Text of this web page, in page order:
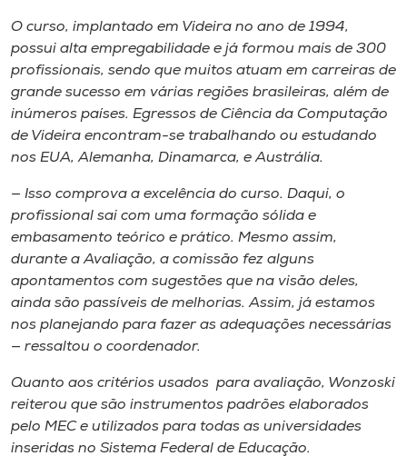
O curso, implantado em Videira no ano de 1994,
possui alta empregabilidade e já formou mais de 300
profissionais, sendo que muitos atuam em carreiras de
grande sucesso em várias regiões brasileiras, além de
inúmeros países. Egressos de Ciência da Computação
de Videira encontram-se trabalhando ou estudando
nos EUA, Alemanha, Dinamarca, e Austrália.
— Isso comprova a excelência do curso. Daqui, o
profissional sai com uma formação sólida e
embasamento teórico e prático. Mesmo assim,
durante a Avaliação, a comissão fez alguns
apontamentos com sugestões que na visão deles,
ainda são passíveis de melhorias. Assim, já estamos
nos planejando para fazer as adequações necessárias
— ressaltou o coordenador.
Quanto aos critérios usados para avaliação, Wonzoski
reiterou que são instrumentos padrões elaborados
pelo MEC e utilizados para todas as universidades
inseridas no Sistema Federal de Educação.